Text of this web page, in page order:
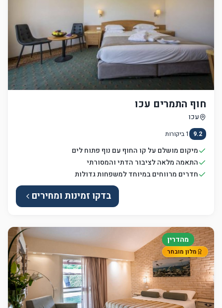
חוף התמרים עכו
עכו
9.2
1ביקורות
מיקום מושלם על קו החוף עם נוף פתוח לים
התאמה מלאה לציבור הדתי והמסורתי
חדרים מרווחים במיוחד למשפחות גדולות
בדקו זמינות ומחירים
מהדרין
מלון מובחר